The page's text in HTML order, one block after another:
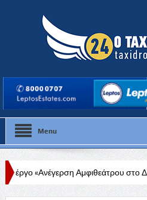
Menu
Αμφιθεάτρου στο Δήμο Πόλης